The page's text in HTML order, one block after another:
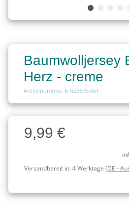
Baumwolljersey
Herz - creme
Artikelnummer: E-N25676-051
Charge
Charge9,99 €
Versandbereit in:4 Werktage (DE -